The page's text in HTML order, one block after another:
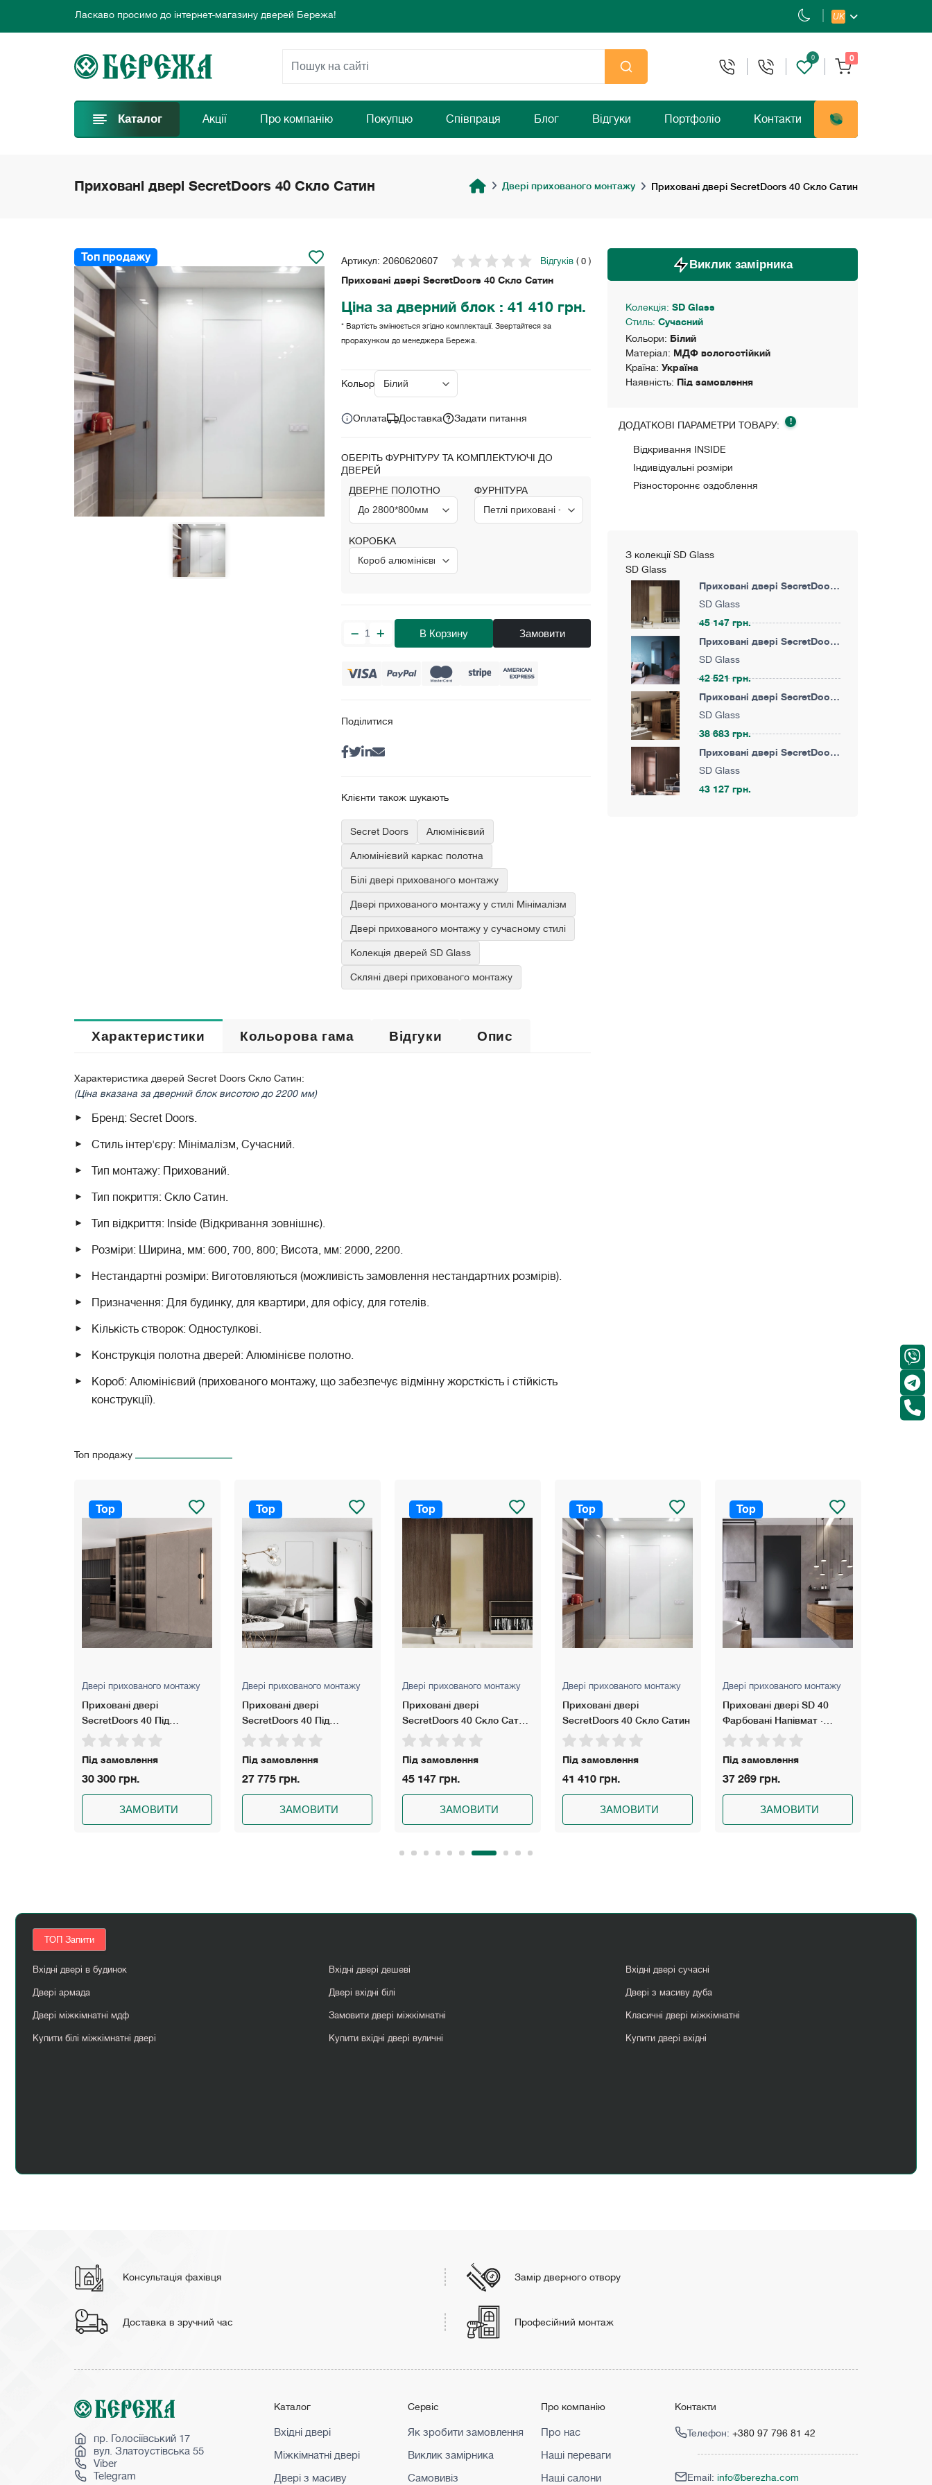
Ласкаво просимо до інтернет-магазину дверей Бережа!
Ми пропонуємо нові вигідні пропозиції щодня для комфорту та затишку Вашого дому!
Ласкаво просимо до інтернет-магазину дверей Бережа!
Ми пропонуємо нові вигідні пропозиції щодня для комфорту та затишку Вашого дому!
UK
0 0
Каталог Акції Про компанію Покупцю Співпраця Блог Відгуки Портфоліо Контакти
Приховані двері SecretDoors 40 Скло Сатин Двері прихованого монтажу Приховані двері SecretDoors 40 Скло Сатин
Топ продажу Артикул: 2060620607 Відгуків ( 0 )
Приховані двері SecretDoors 40 Скло Сатин
Ціна за дверний блок : 41 410 грн.
* Вартість змінюється згідно комплектації. Звертайтеся за
прорахунком до менеджера Бережа.
Кольори:
Оплата Доставка Задати питання
ОБЕРІТЬ ФУРНІТУРУ ТА КОМПЛЕКТУЮЧІ ДО
ДВЕРЕЙ
ДВЕРНЕ ПОЛОТНО
КОРОБКА
ФУРНІТУРА
В Корзину Замовити
Поділитися
Клієнти також шукають
Secret Doors Алюмінієвий
Алюмінієвий каркас полотна
Білі двері прихованого монтажу
Двері прихованого монтажу у стилі Мінімалізм
Двері прихованого монтажу у сучасному стилі
Колекція дверей SD Glass
Скляні двері прихованого монтажу
Виклик замірника
Колекція: SD Glass
Стиль: Сучасний
Кольори: Білий
Матеріал: МДФ вологостійкий
Країна: Україна
Наявність: Під замовлення
ДОДАТКОВІ ПАРАМЕТРИ ТОВАРУ: !
Відкривання INSIDE
Індивідуальні розміри
Різностороннє оздоблення
З колекції SD Glass
SD Glass
Приховані двері SecretDoors
40 Скло Сатин Diamond
SD Glass
45 147 грн.
Приховані двері SecretDoors
40 Скло Diamond
SD Glass
42 521 грн.
Приховані двері SecretDoors
40 Скло фарбоване
SD Glass
38 683 грн.
Приховані двері SecretDoors
40 Дзеркало Сатин Бронза ·
SD Glass
43 127 грн.
Характеристики Кольорова гама Відгуки Опис
Характеристика дверей Secret Doors Скло Сатин:
(Ціна вказана за дверний блок висотою до 2200 мм)
Бренд: Secret Doors.
Стиль інтер'єру: Мінімалізм, Сучасний.
Тип монтажу: Прихований.
Тип покриття: Скло Сатин.
Тип відкриття: Inside (Відкривання зовнішнє).
Розміри: Ширина, мм: 600, 700, 800; Висота, мм: 2000, 2200.
Нестандартні розміри: Виготовляються (можливість замовлення нестандартних розмірів).
Призначення: Для будинку, для квартири, для офісу, для готелів.
Кількість створок: Одностулкові.
Конструкція полотна дверей: Алюмінієве полотно.
Короб: Алюмінієвий (прихованого монтажу, що забезпечує відмінну жорсткість і стійкість
конструкції).
Топ продажу
Top
Двері прихованого монтажу
Приховані двері
SecretDoors 40 Під
фарбування · Щитове
Під замовлення
27 775 грн.
ЗАМОВИТИ
Top
Двері прихованого монтажу
Приховані двері
SecretDoors 40 Скло Сатин
Diamond
Під замовлення
45 147 грн.
ЗАМОВИТИ
Top
Двері прихованого монтажу
Приховані двері
SecretDoors 40 Скло Сатин
Під замовлення
41 410 грн.
ЗАМОВИТИ
Top
Двері прихованого монтажу
Приховані двері SD 40
Фарбовані Напівмат ·
Щитове полотно
Під замовлення
37 269 грн.
ЗАМОВИТИ
Top
Двері прихованого монтажу
Приховані двері SD 40
Фарбовані Глянець ·
Алюмінієве полотно
Під замовлення
47 874 грн.
ЗАМОВИТИ
ТОП Запити
Вхідні двері в будинок Вхідні двері дешеві Вхідні двері сучасні
Двері армада Двері вхідні білі Двері з масиву дуба
Двері міжкімнатні мдф Замовити двері міжкімнатні Класичні двері міжкімнатні
Купити білі міжкімнатні двері Купити вхідні двері вуличні Купити двері вхідні
Консультація фахівця Замір дверного отвору
Доставка в зручний час Професійний монтаж
пр. Голосіївський 17
вул. Златоустівська 55
Viber
Telegram
Каталог
Вхідні двері
Міжкімнатні двері
Двері з масиву
Сервіс
Як зробити замовлення
Виклик замірника
Самовивіз
Про компанію
Про нас
Наші переваги
Наші салони
Контакти
Телефон: +380 97 796 81 42
Email: info@berezha.com